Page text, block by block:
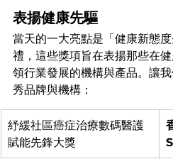
表揚健康先驅
當天的一大亮點是「健康新態
禮，這些獎項旨在表揚那些在
領行業發展的機構與產品。讓
秀品牌與機構：
紓緩社區癌症治療數碼醫護
賦能先鋒大獎